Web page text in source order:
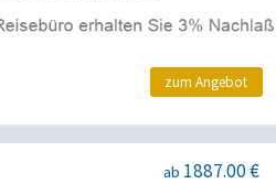
zum Angebot
ab 1887.00 €